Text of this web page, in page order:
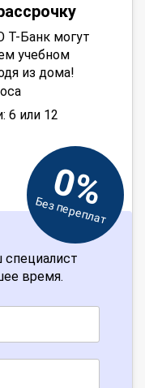
Т-Банк могут
учебном
из дома!
6 или 12
0%
Без переплат
время.